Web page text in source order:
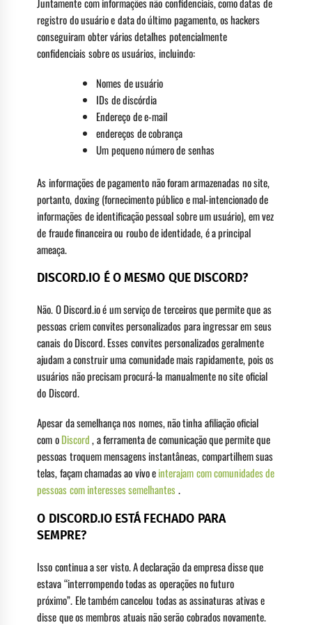
Juntamente com informações não confidenciais, como datas de
registro do usuário e data do último pagamento, os hackers
conseguiram obter vários detalhes potencialmente
confidenciais sobre os usuários, incluindo:
Nomes de usuário
IDs de discórdia
Endereço de e-mail
endereços de cobrança
Um pequeno número de senhas
As informações de pagamento não foram armazenadas no site,
portanto, doxing (fornecimento público e mal-intencionado de
informações de identificação pessoal sobre um usuário), em vez
de fraude financeira ou roubo de identidade, é a principal
ameaça.
DISCORD.IO É O MESMO QUE DISCORD?
Não. O Discord.io é um serviço de terceiros que permite que as
pessoas criem convites personalizados para ingressar em seus
canais do Discord. Esses convites personalizados geralmente
ajudam a construir uma comunidade mais rapidamente, pois os
usuários não precisam procurá-la manualmente no site oficial
do Discord.
Apesar da semelhança nos nomes, não tinha afiliação oficial
com oDiscord, a ferramenta de comunicação que permite que
pessoas troquem mensagens instantâneas, compartilhem suas
telas, façam chamadas ao vivo einterajam com comunidades de
pessoas com interesses semelhantes.
O DISCORD.IO ESTÁ FECHADO PARA
SEMPRE?
Isso continua a ser visto. A declaração da empresa disse que
estava “interrompendo todas as operações no futuro
próximo”. Ele também cancelou todas as assinaturas ativas e
disse que os membros atuais não serão cobrados novamente.